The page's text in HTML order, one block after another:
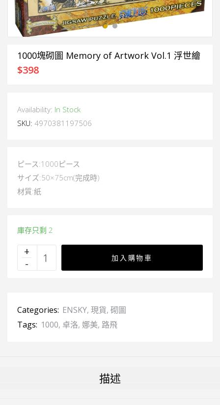
1000塊砌圖 Memory of Artwork Vol.1 浮世繪
$398
Availability: In Stock
SKU: 4970381197506
ピース:1000ピース
サイズ:50×75cm(完成時)
材質:紙
庫存只剩 2
加入購物車
Categories: ENSKY, 現貨, 砌圖
Tags: 1000, 卓洛, 娜美, 路飛
描述